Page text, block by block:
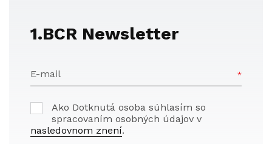
1.BCR Newsletter
E-mail
Ako Dotknutá osoba súhlasím so
spracovaním osobných údajov v
nasledovnom znení.